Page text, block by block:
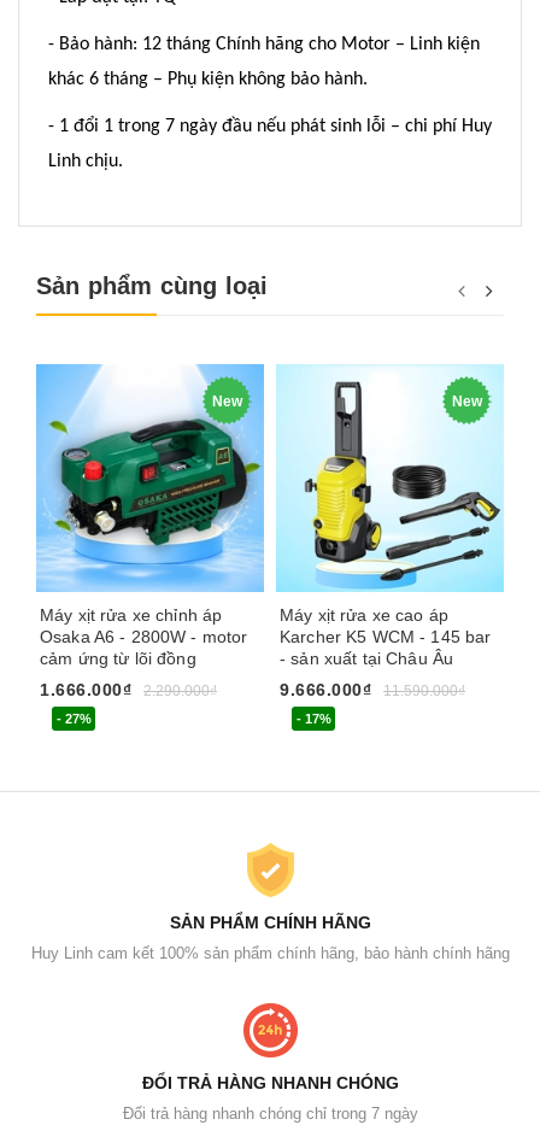
- Bảo hành: 12 tháng Chính hãng cho Motor – Linh kiện
khác 6 tháng – Phụ kiện không bảo hành.
- 1 đổi 1 trong 7 ngày đầu nếu phát sinh lỗi – chi phí Huy
Linh chịu.
Sản phẩm cùng loại
New
Máy xịt rửa xe chỉnh áp
Osaka A6 - 2800W - motor
cảm ứng từ lõi đồng
1.666.000₫
2.290.000₫
- 27%
New
Máy xịt rửa xe cao áp
Karcher K5 WCM - 145 bar
- sản xuất tại Châu Âu
9.666.000₫
11.590.000₫
- 17%
SẢN PHẨM CHÍNH HÃNG
Huy Linh cam kết 100% sản phẩm chính hãng, bảo hành chính hãng
ĐỔI TRẢ HÀNG NHANH CHÓNG
Đổi trả hàng nhanh chóng chỉ trong 7 ngày